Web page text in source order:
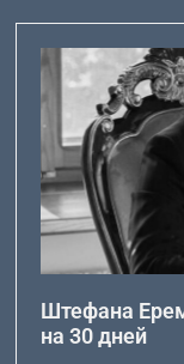
Штефана
на 30 дней